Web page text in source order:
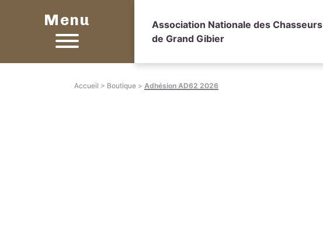
Menu
Association Nationale des Chasseurs
de Grand Gibier
Accueil > Boutique > Adhésion AD62 2026